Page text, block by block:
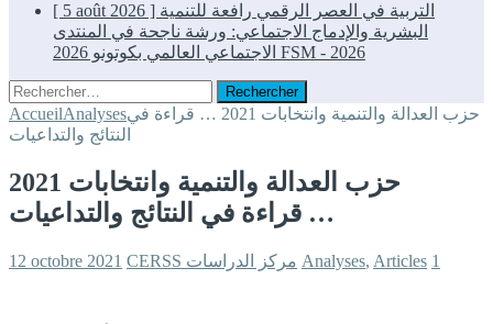
[ 5 août 2026 ] التربية في العصر الرقمي رافعة للتنمية
البشرية والإدماج الاجتماعي: ورشة ناجحة في المنتدى
FSM - 2026
Rechercher :
AccueilAnalysesحزب العدالة والتنمية وانتخابات 2021 … قراءة في
حزب العدالة والتنمية وانتخابات 2021
12 octobre 2021 CERSS مركز الدراسات Analyses, Articles 1